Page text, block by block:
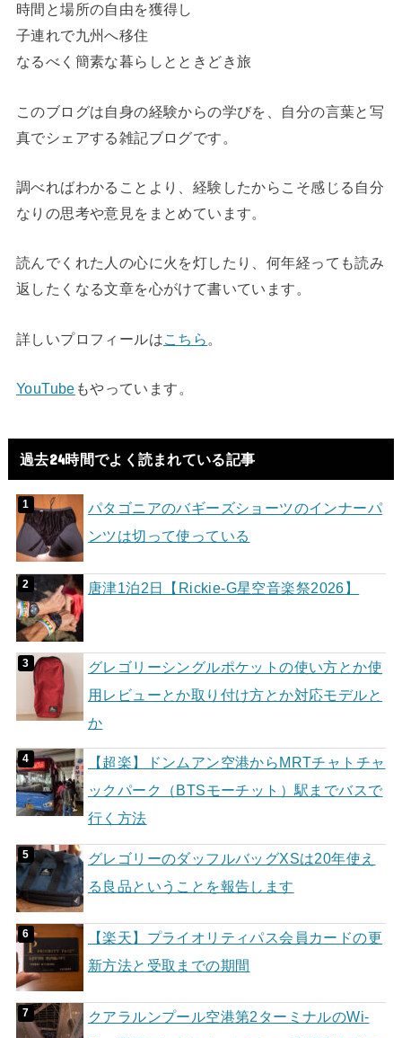
時間と場所の自由を獲得し
子連れで九州へ移住
なるべく簡素な暮らしとときどき旅
このブログは自身の経験からの学びを、自分の言葉と写
真でシェアする雑記ブログです。
調べればわかることより、経験したからこそ感じる自分
なりの思考や意見をまとめています。
読んでくれた人の心に火を灯したり、何年経っても読み
返したくなる文章を心がけて書いています。
詳しいプロフィールはこちら 。
YouTube もやっています。
過去24時間でよく読まれている記事
パタゴニアのバギーズショーツのインナーパ
ンツは切って使っている
唐津1泊2日【Rickie-G星空音楽祭2026】
グレゴリーシングルポケットの使い方とか使
用レビューとか取り付け方とか対応モデルと
か
【超楽】ドンムアン空港からMRTチャトチャ
ックパーク（BTSモーチット）駅までバスで
行く方法
グレゴリーのダッフルバッグXSは20年使え
る良品ということを報告します
【楽天】プライオリティパス会員カードの更
新方法と受取までの期間
クアラルンプール空港第2ターミナルのWi-